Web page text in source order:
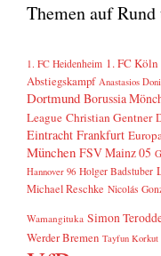
Themen auf
1. FC Heidenheim 1. FC Köln
Abstiegskampf Anastasios
Dortmund Borussia
League Christian Gentner
Eintracht Frankfurt
München FSV Mainz 05
Hannover 96 Holger Badstuber
Michael Reschke Nicolás
Wamangituka Simon
Werder Bremen Tayfun Korkut